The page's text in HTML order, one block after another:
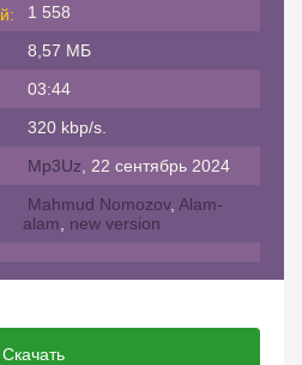
1 558
8,57 МБ
03:44
320 kbp/s.
Mp3Uz , 22 сентябрь 2024
Mahmud Nomozov, Alam-
alam
new version
Скачать